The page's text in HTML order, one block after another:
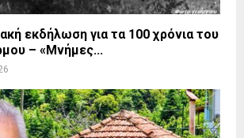
εκδήλωση για τα 100 χρόνια του
– «Μνήμες...